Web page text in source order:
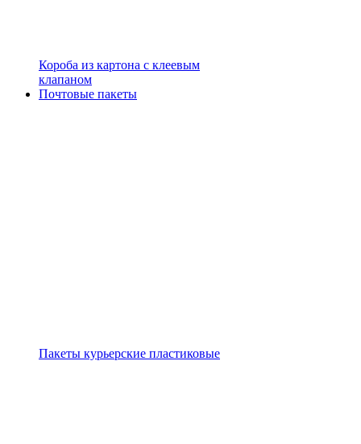
Короба из картона с клеевым
клапаном
Почтовые пакеты
Пакеты курьерские пластиковые